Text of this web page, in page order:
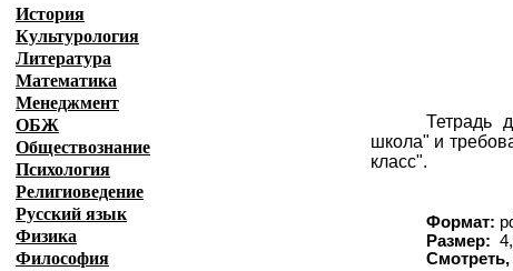
Тетрадь
школа" и
класс".
Формат:
Размер:
Смотреть,
История
Культурология
Литература
Математика
Менеджмент
ОБЖ
Обществознание
Психология
Религиоведение
Русский язык
Физика
Философия